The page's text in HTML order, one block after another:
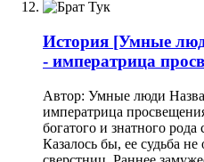
История [Умные
- императрица
Автор: Умные люди
императрица
богатого и знатного
Казалось бы, ее судьба